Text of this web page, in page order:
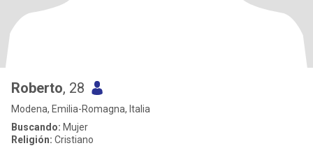
Roberto, 28
Modena, Emilia-Romagna, Italia
Buscando: Mujer
Religión: Cristiano